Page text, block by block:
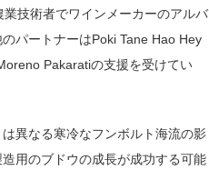
技術者でワインメーカーのアルバ
パートナーはPoki Tane Hao Hey
Pakaratiの支援を受けてい
異なる寒冷なフンボルト海流の影
用のブドウの成長が成功する可能